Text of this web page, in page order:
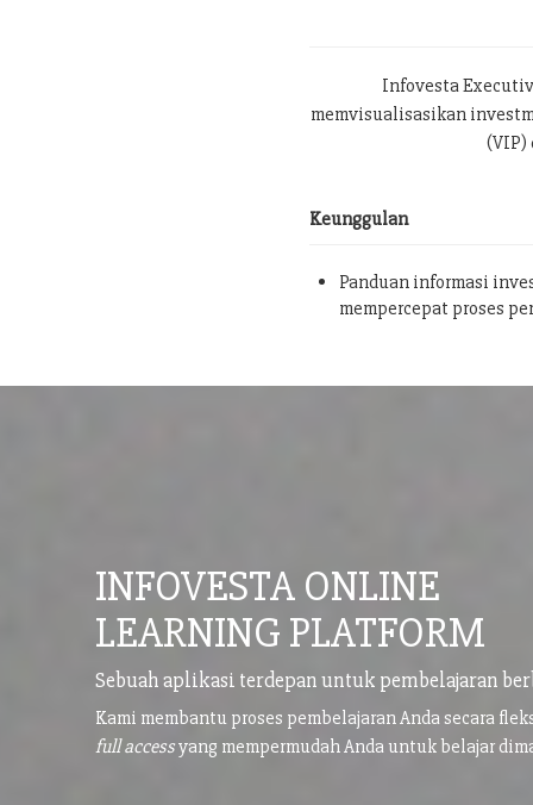
Infovesta
memvisualisasikan
(VIP)
Keunggulan
Panduan informasi
mempercepat proses
INFOVESTA ONLINE
LEARNING PLATFORM
Sebuah aplikasi terdepan untuk pembelajaran
Kami membantu proses pembelajaran Anda secara
full accessyang mempermudah Anda untuk belajar